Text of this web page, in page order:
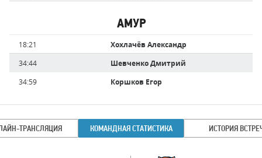
АМУР
Время Имя
игрока
18:21
Хохлачёв Александр
34:44
Шевченко Дмитрий
34:59
Коршков Егор
ТРАНСЛЯЦИЯ КОМАНДНАЯ СТАТИСТИКА ИСТОРИЯ
Команда